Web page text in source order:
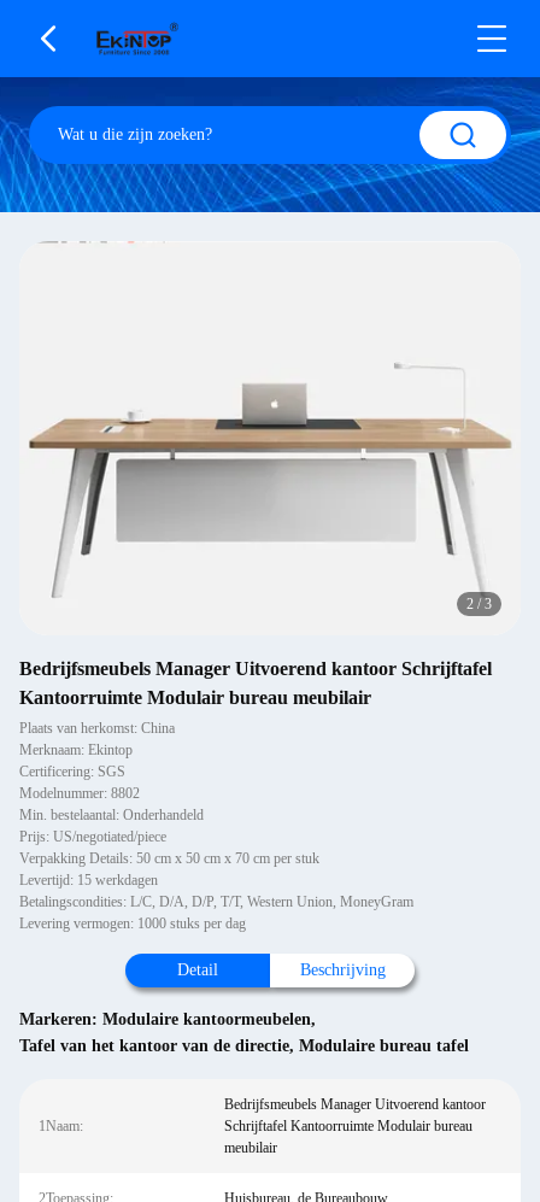
2 / 3
Bedrijfsmeubels Manager Uitvoerend kantoor Schrijftafel
Kantoorruimte Modulair bureau meubilair
Plaats van herkomst: China
Merknaam: Ekintop
Certificering: SGS
Modelnummer: 8802
Min. bestelaantal: Onderhandeld
Prijs: US/negotiated/piece
Verpakking Details: 50 cm x 50 cm x 70 cm per stuk
Levertijd: 15 werkdagen
Betalingscondities: L/C, D/A, D/P, T/T, Western Union, MoneyGram
Levering vermogen: 1000 stuks per dag
Detail Beschrijving
Markeren: Modulaire kantoormeubelen,
Tafel van het kantoor van de directie, Modulaire bureau tafel
1Naam:
Bedrijfsmeubels Manager Uitvoerend kantoor
Schrijftafel Kantoorruimte Modulair bureau
meubilair
2Toepassing: Huisbureau, de Bureaubouw